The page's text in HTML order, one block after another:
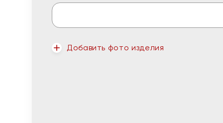
Добавить фото изделия